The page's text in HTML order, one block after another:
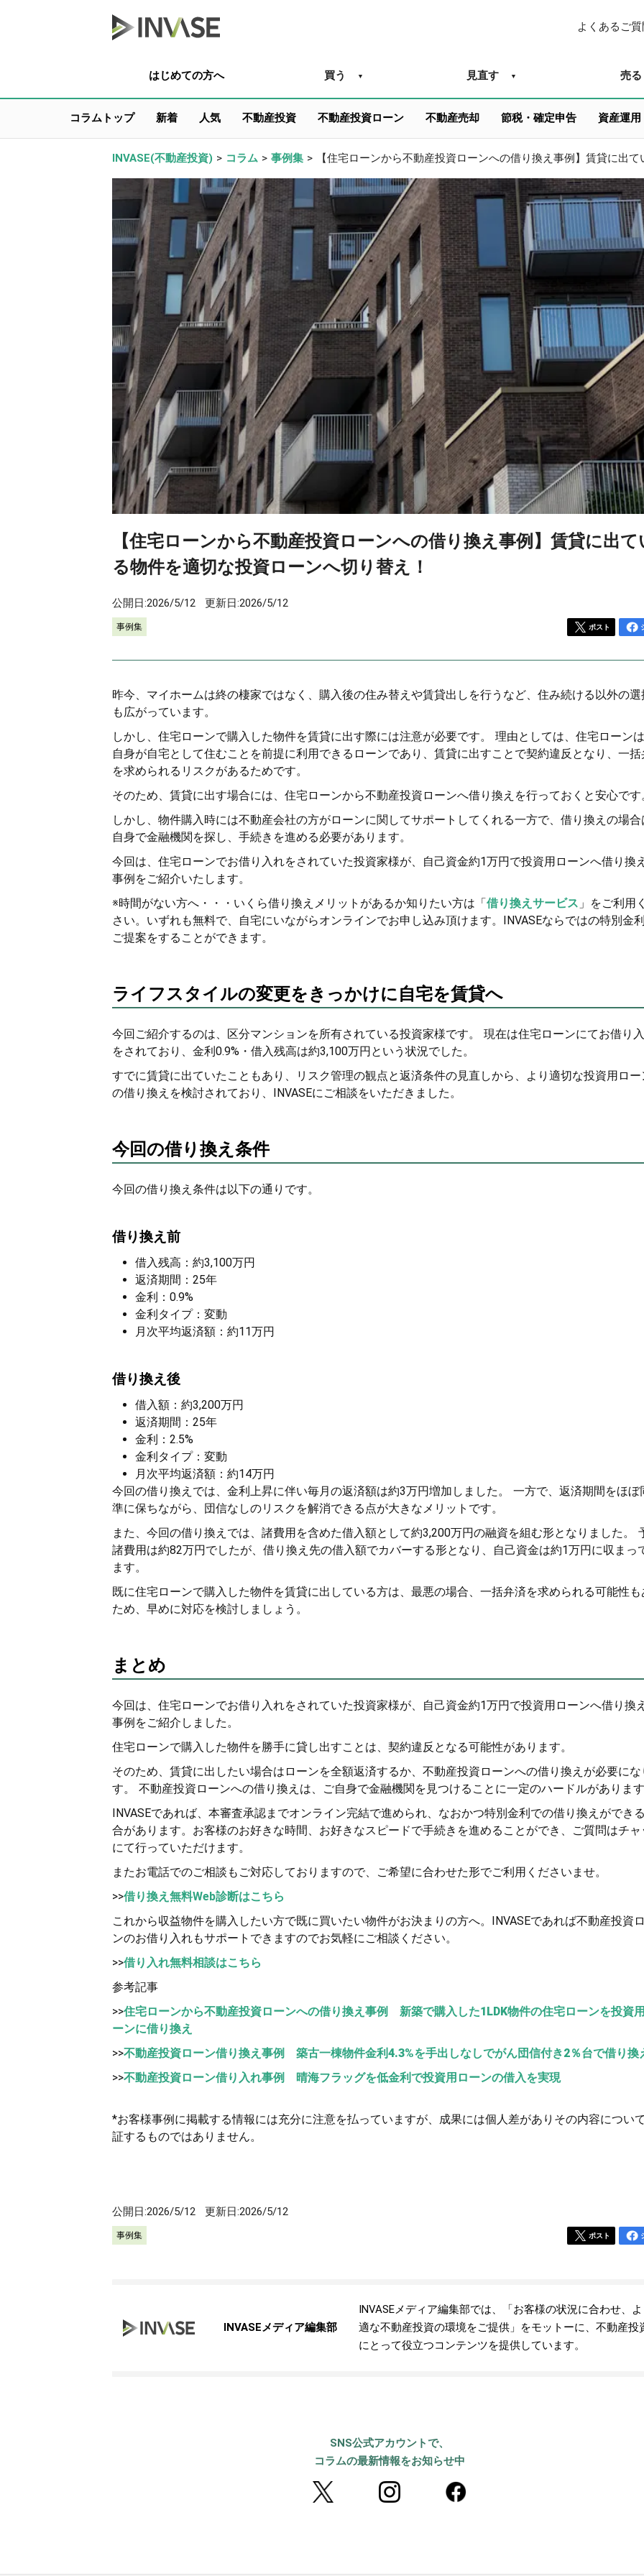
よくあるご質
はじめての方へ 買う 見直す 売る
コラムトップ 新着 人気 不動産投資 不動産投資ローン 不動産売却 節税・確定申告 資産運用
INVASE(不動産投資) > コラム > 事例集 > 【住宅ローンから不動産投資ローンへの借り換え事例】賃貸に出
【住宅ローンから不動産投資ローンへの借り換え事例】賃貸に出て
る物件を適切な投資ローンへ切り替え！
公開日:2026/5/12 更新日:2026/5/12
事例集 ポスト
昨今、マイホームは終の棲家ではなく、購入後の住み替えや賃貸出しを行うなど、住み続ける以外の選
も広がっています。
しかし、住宅ローンで購入した物件を賃貸に出す際には注意が必要です。 理由としては、住宅ローン
自身が自宅として住むことを前提に利用できるローンであり、賃貸に出すことで契約違反となり、一括
を求められるリスクがあるためです。
そのため、賃貸に出す場合には、住宅ローンから不動産投資ローンへ借り換えを行っておくと安心です
しかし、物件購入時には不動産会社の方がローンに関してサポートしてくれる一方で、借り換えの場合
自身で金融機関を探し、手続きを進める必要があります。
今回は、住宅ローンでお借り入れをされていた投資家様が、自己資金約1万円で投資用ローンへ借り換
事例をご紹介いたします。
※時間がない方へ・・・いくら借り換えメリットがあるか知りたい方は「借り換えサービス 」をご利用
さい。いずれも無料で、自宅にいながらオンラインでお申し込み頂けます。INVASEならではの特別金
ご提案をすることができます。
ライフスタイルの変更をきっかけに自宅を賃貸へ
今回ご紹介するのは、区分マンションを所有されている投資家様です。 現在は住宅ローンにてお借り
をされており、金利0.9%・借入残高は約3,100万円という状況でした。
すでに賃貸に出ていたこともあり、リスク管理の観点と返済条件の見直しから、より適切な投資用ロー
の借り換えを検討されており、INVASEにご相談をいただきました。
今回の借り換え条件
今回の借り換え条件は以下の通りです。
借り換え前
借入残高：約3,100万円
返済期間：25年
金利：0.9%
金利タイプ：変動
月次平均返済額：約11万円
借り換え後
借入額：約3,200万円
返済期間：25年
金利：2.5%
金利タイプ：変動
月次平均返済額：約14万円
今回の借り換えでは、金利上昇に伴い毎月の返済額は約3万円増加しました。 一方で、返済期間をほぼ
準に保ちながら、団信なしのリスクを解消できる点が大きなメリットです。
また、今回の借り換えでは、諸費用を含めた借入額として約3,200万円の融資を組む形となりました。
諸費用は約82万円でしたが、借り換え先の借入額でカバーする形となり、自己資金は約1万円に収まっ
ます。
既に住宅ローンで購入した物件を賃貸に出している方は、最悪の場合、一括弁済を求められる可能性も
ため、早めに対応を検討しましょう。
まとめ
今回は、住宅ローンでお借り入れをされていた投資家様が、自己資金約1万円で投資用ローンへ借り換
事例をご紹介しました。
住宅ローンで購入した物件を勝手に貸し出すことは、契約違反となる可能性があります。
そのため、賃貸に出したい場合はローンを全額返済するか、不動産投資ローンへの借り換えが必要にな
す。 不動産投資ローンへの借り換えは、ご自身で金融機関を見つけることに一定のハードルがあります
INVASEであれば、本審査承認までオンライン完結で進められ、なおかつ特別金利での借り換えができ
合があります。お客様のお好きな時間、お好きなスピードで手続きを進めることができ、ご質問はチャ
にて行っていただけます。
またお電話でのご相談もご対応しておりますので、ご希望に合わせた形でご利用くださいませ。
>>借り換え無料Web診断はこちら
これから収益物件を購入したい方で既に買いたい物件がお決まりの方へ。INVASEであれば不動産投資
ンのお借り入れもサポートできますのでお気軽にご相談ください。
>>借り入れ無料相談はこちら
参考記事
>>住宅ローンから不動産投資ローンへの借り換え事例 新築で購入した1LDK物件の住宅ローンを投資
ーンに借り換え
>>不動産投資ローン借り換え事例 築古一棟物件金利4.3%を手出しなしでがん団信付き2％台で借り換
>>不動産投資ローン借り入れ事例 晴海フラッグを低金利で投資用ローンの借入を実現
*お客様事例に掲載する情報には充分に注意を払っていますが、成果には個人差がありその内容につい
証するものではありません。
公開日:2026/5/12 更新日:2026/5/12
事例集 ポスト
INVASEメディア編集部
INVASEメディア編集部では、「お客様の状況に合わせ、
適な不動産投資の環境をご提供」をモットーに、不動産投
にとって役立つコンテンツを提供しています。
SNS公式アカウントで、
コラムの最新情報をお知らせ中